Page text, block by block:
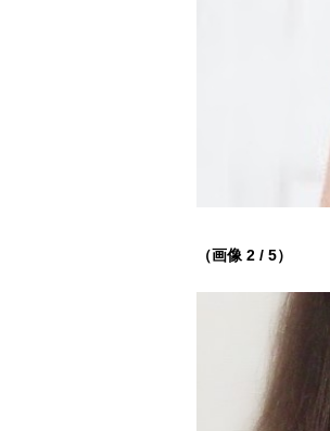
（画像 2 / 5）